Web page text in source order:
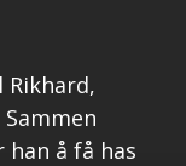
å få has